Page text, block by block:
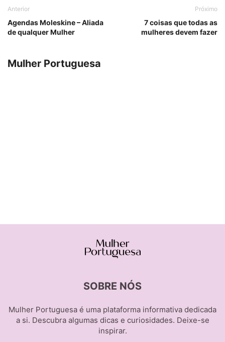
Anterior
Agendas Moleskine – Aliada
de qualquer Mulher
Próximo
7 coisas que todas as
mulheres devem fazer
Mulher Portuguesa
SOBRE NÓS
Mulher Portuguesa é uma plataforma informativa dedicada
a si. Descubra algumas dicas e curiosidades. Deixe-se
inspirar.